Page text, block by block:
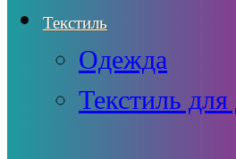
Текстиль
Одежда
Текстиль